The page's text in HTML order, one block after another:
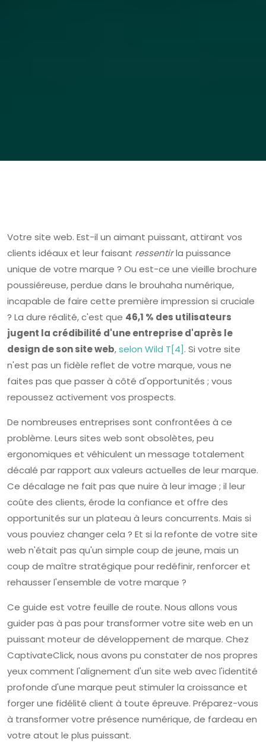
Votre site web. Est-il un aimant puissant, attirant vos
clients idéaux et leur faisant ressentirla puissance
unique de votre marque ? Ou est-ce une vieille brochure
poussiéreuse, perdue dans le brouhaha numérique,
incapable de faire cette première impression si cruciale
? La dure réalité, c'est que 46,1 % des utilisateurs
jugent la crédibilité d'une entreprise d'après le
design de son site web,selon Wild T[4]. Si votre site
n'est pas un fidèle reflet de votre marque, vous ne
faites pas que passer à côté d'opportunités ; vous
repoussez activement vos prospects.
De nombreuses entreprises sont confrontées à ce
problème. Leurs sites web sont obsolètes, peu
ergonomiques et véhiculent un message totalement
décalé par rapport aux valeurs actuelles de leur marque.
Ce décalage ne fait pas que nuire à leur image ; il leur
coûte des clients, érode la confiance et offre des
opportunités sur un plateau à leurs concurrents. Mais si
vous pouviez changer cela ? Et si la refonte de votre site
web n'était pas qu'un simple coup de jeune, mais un
coup de maître stratégique pour redéfinir, renforcer et
rehausser l'ensemble de votre marque ?
Ce guide est votre feuille de route. Nous allons vous
guider pas à pas pour transformer votre site web en un
puissant moteur de développement de marque. Chez
CaptivateClick, nous avons pu constater de nos propres
yeux comment l'alignement d'un site web avec l'identité
profonde d'une marque peut stimuler la croissance et
forger une fidélité client à toute épreuve. Préparez-vous
à transformer votre présence numérique, de fardeau en
votre atout le plus puissant.